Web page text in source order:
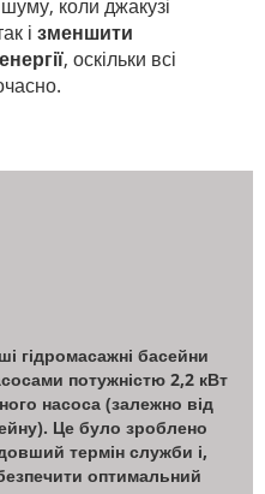
коли джакузі
і зменшити
, оскільки всі
гідромасажні басейни
потужністю 2,2 кВт
насоса (залежно від
Це було зроблено
термін служби і,
оптимальний